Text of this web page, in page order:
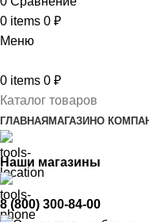
0 items 0 ₽
Меню
0 items 0 ₽
Каталог товаров
ГЛАВНАЯ МАГАЗИНО
Наши магазины
8 (800) 300-84-00